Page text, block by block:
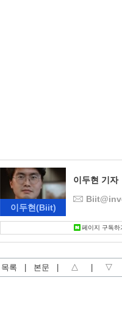
이두현(Biit)
이두현 기자
페이지 구독하
목록 본문 △ ▽